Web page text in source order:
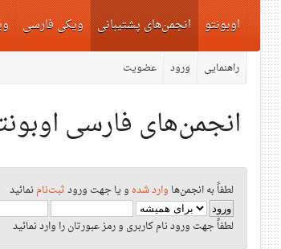
اوبونتو انجمن‌های پشتیبانی
راهنمایی ورود عضویت
ویکی فارسی
انجمن‌های فارسی
لطفاً به انجمن‌ها وارد شده و یا جهت ورودثبت‌نامنمائید
لطفاً جهت ورود نام کاربری و رمز عبورتان را وارد نمائید